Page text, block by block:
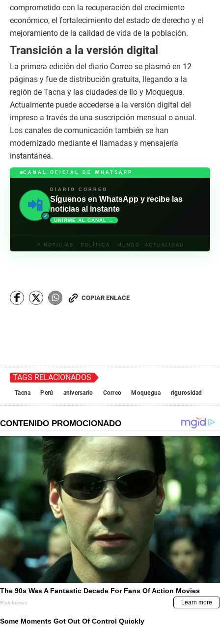
comprometido con la recuperación del crecimiento
económico, el fortalecimiento del estado de derecho y el
mejoramiento de la calidad de vida de la población.
Transición a la versión digital
La primera edición del diario Correo se plasmó en 12
páginas y fue de distribución gratuita, llegando a la
región de Tacna y las ciudades de Ilo y Moquegua.
Actualmente puede accederse a la versión digital del
impreso a través de una suscripción mensual o anual.
Los canales de comunicación también se han
modernizado mediante el llamadas y mensajería
instantánea.
CANAL OFICIAL DE WHATSAPP
📲
✓
DIARIO CORREO
Síguenos en WhatsApp y recibe las
noticias al instante
UNIRME AL CANAL →
📍 NOTICIAS · POLÍTICA · MUNDO· ACTUALIDAD
COPIAR ENLACE
TAGS RELACIONADOS
Tacna Perú aniversario Correo Moquegua rigurosidad